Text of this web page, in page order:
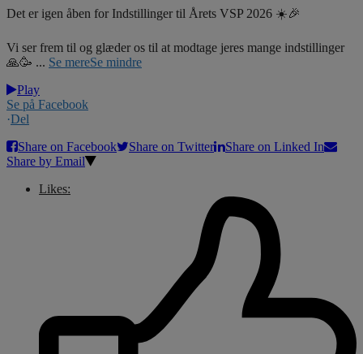
Det er igen åben for Indstillinger til Årets VSP 2026 ☀️🎉
Vi ser frem til og glæder os til at modtage jeres mange indstillinger
🙏🥳 ... Se mereSe mindre
Play
Se på Facebook
·Del
Share on Facebook
Share on Twitter
Share on Linked In
Share by Email
Likes: